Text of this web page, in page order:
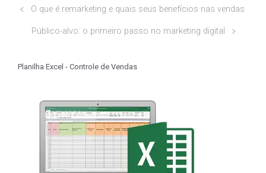
O que é remarketing e quais seus benefícios nas vendas
Público-alvo: o primeiro passo no marketing digital
Planilha Excel - Controle de Vendas